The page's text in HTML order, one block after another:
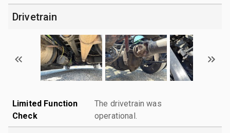
Drivetrain
Limited Function
Check
The drivetrain was
operational.